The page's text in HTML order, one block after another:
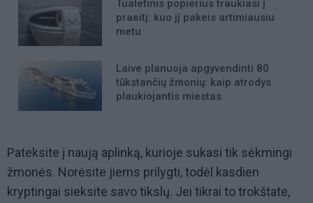
Tualetinis popierius traukiasi į
praeitį: kuo jį pakeis artimiausiu
metu
Laive planuoja apgyvendinti 80
tūkstančių žmonių: kaip atrodys
plaukiojantis miestas
Pateksite į naują aplinką, kurioje sukasi tik sėkmingi
žmonės. Norėsite jiems prilygti, todėl kasdien
kryptingai sieksite savo tikslų. Jei tikrai to trokštate,